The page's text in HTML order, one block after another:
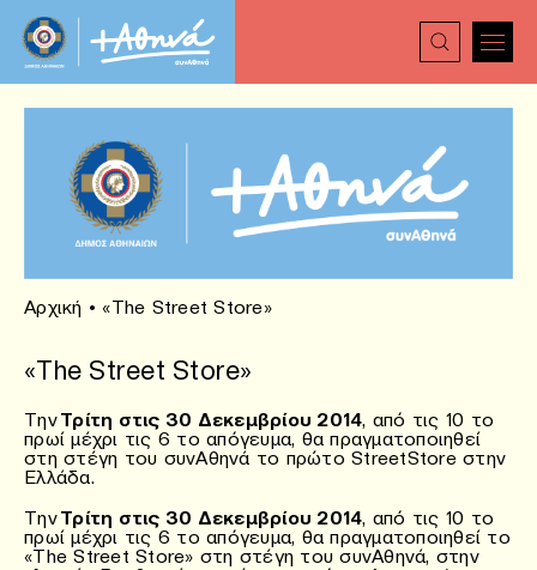
Αρχική • «The Street Store»
«The Street Store»
ΤηνΤρίτη στις 30 Δεκεμβρίου 2014, από τις 10 το
πρωί μέχρι τις 6 το απόγευμα, θα πραγματοποιηθεί
στη στέγη του συνΑθηνά το πρώτο StreetStore στην
Ελλάδα.
ΤηνΤρίτη στις 30 Δεκεμβρίου 2014, από τις 10 το
πρωί μέχρι τις 6 το απόγευμα, θα πραγματοποιηθεί το
«The Street Store» στη στέγη του συνΑθηνά, στην